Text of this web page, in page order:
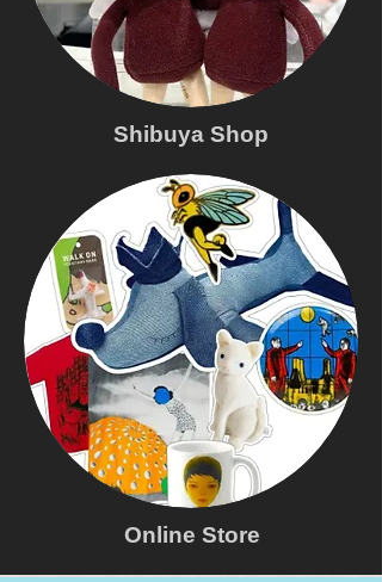
Shibuya Shop
Online Store